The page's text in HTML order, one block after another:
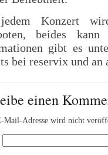
Konzert
beides
gibt es
bei reservix und
einen
Mail-Adresse wird nicht